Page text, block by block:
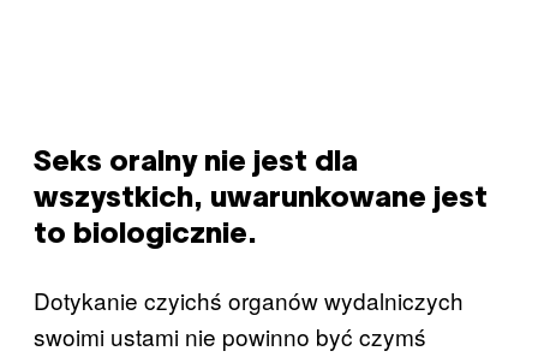
Seks oralny nie jest dla
wszystkich, uwarunkowane jest
to biologicznie.
Dotykanie czyichś organów wydalniczych
swoimi ustami nie powinno być czymś